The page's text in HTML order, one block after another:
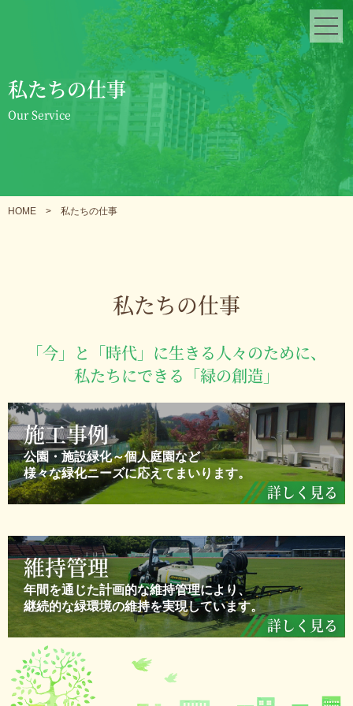
私たちの仕事
Our Service
HOME > 私たちの仕事
私たちの仕事
「今」と「時代」に生きる人々のために、
私たちにできる「緑の創造」
施工事例
公園・施設緑化～個人庭園など
様々な緑化ニーズに応えてまいります。
詳しく見る
維持管理
年間を通じた計画的な維持管理により、
継続的な緑環境の維持を実現しています。
詳しく見る